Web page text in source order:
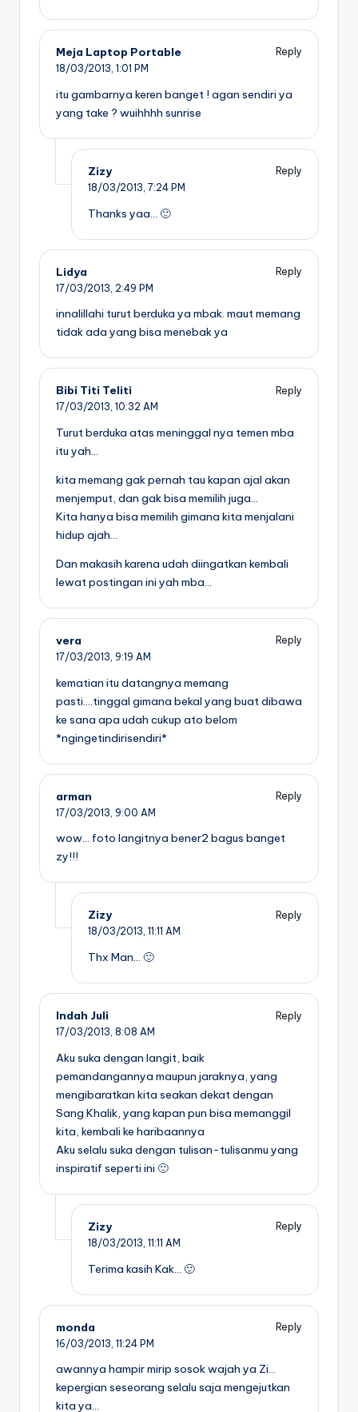
Meja Laptop Portable
Reply
18/03/2013, 1:01 PM
itu gambarnya keren banget ! agan sendiri ya
yang take ? wuihhhh sunrise
Zizy
Reply
18/03/2013, 7:24 PM
Thanks yaa… 🙂
Lidya
Reply
17/03/2013, 2:49 PM
innalillahi turut berduka ya mbak. maut memang
tidak ada yang bisa menebak ya
Bibi Titi Teliti
Reply
17/03/2013, 10:32 AM
Turut berduka atas meninggal nya temen mba
itu yah…
kita memang gak pernah tau kapan ajal akan
menjemput, dan gak bisa memilih juga…
Kita hanya bisa memilih gimana kita menjalani
hidup ajah…
Dan makasih karena udah diingatkan kembali
lewat postingan ini yah mba…
vera
Reply
17/03/2013, 9:19 AM
kematian itu datangnya memang
pasti….tinggal gimana bekal yang buat dibawa
ke sana apa udah cukup ato belom
*ngingetindirisendiri*
arman
Reply
17/03/2013, 9:00 AM
wow… foto langitnya bener2 bagus banget
zy!!!
Zizy
Reply
18/03/2013, 11:11 AM
Thx Man… 🙂
Indah Juli
Reply
17/03/2013, 8:08 AM
Aku suka dengan langit, baik
pemandangannya maupun jaraknya, yang
mengibaratkan kita seakan dekat dengan
Sang Khalik, yang kapan pun bisa memanggil
kita, kembali ke haribaannya
Aku selalu suka dengan tulisan-tulisanmu yang
inspiratif seperti ini 🙂
Zizy
Reply
18/03/2013, 11:11 AM
Terima kasih Kak… 🙂
monda
Reply
16/03/2013, 11:24 PM
awannya hampir mirip sosok wajah ya Zi…
kepergian seseorang selalu saja mengejutkan
kita ya…